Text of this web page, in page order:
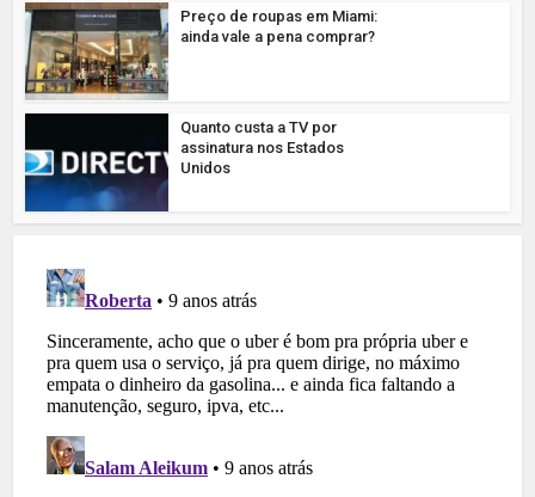
Preço de roupas em Miami:
ainda vale a pena comprar?
Quanto custa a TV por
assinatura nos Estados
Unidos